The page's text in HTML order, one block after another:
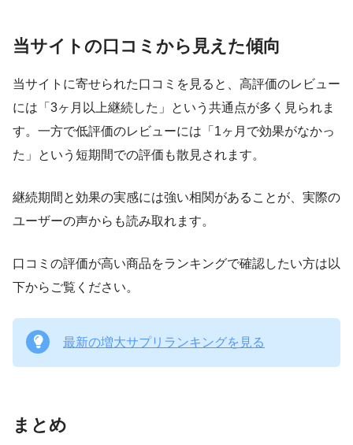
当サイトの口コミから見えた傾向
当サイトに寄せられた口コミを見ると、高評価のレビュー
には「3ヶ月以上継続した」という共通点が多く見られま
す。一方で低評価のレビューには「1ヶ月で効果がなかっ
た」という短期間での評価も散見されます。
継続期間と効果の実感には強い相関があることが、実際の
ユーザーの声からも読み取れます。
口コミの評価が高い商品をランキングで確認したい方は以
下からご覧ください。
最新の増大サプリランキングを見る
まとめ